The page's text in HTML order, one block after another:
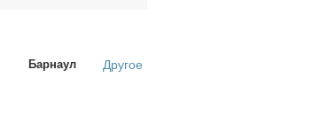
Барнаул Другое